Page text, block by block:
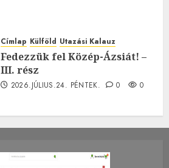
Címlap Külföld Utazási Kalauz
Fedezzük fel Közép-Ázsiát! –
III. rész
2026.JÚLIUS.24. PÉNTEK. 0 0